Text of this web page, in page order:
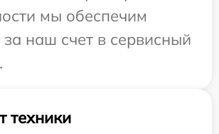
мы обеспечим
за наш счет в сервисный
техники